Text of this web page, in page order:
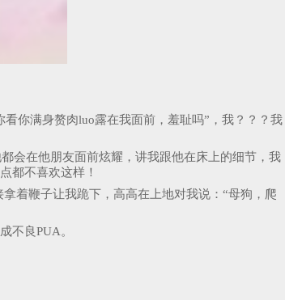
你满身赘肉luo露在我面前，羞耻吗”，我？？？我
会在他朋友面前炫耀，讲我跟他在床上的细节，我
都不喜欢这样！
着鞭子让我跪下，高高在上地对我说：“母狗，爬
不良PUA。